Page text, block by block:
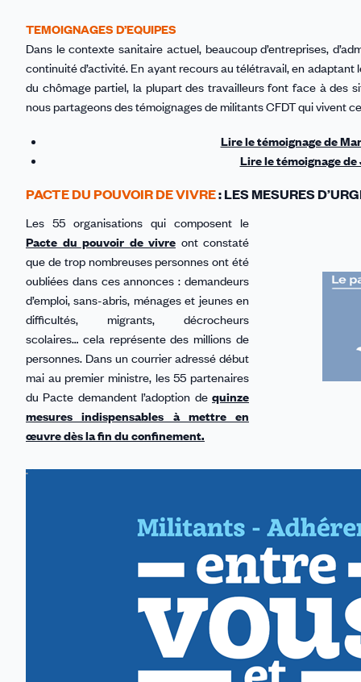
TEMOIGNAGES D’EQUIPES
Dans le contexte sanitaire actuel, beaucoup d’entreprises,
continuité d’activité. En ayant recours au télétravail, en
du chômage partiel, la plupart des travailleurs font face à des
nous partageons des témoignages de militants CFDT qui vivent
Lire le témoignage de
Lire le témoignage de
PACTE DU POUVOIR DE VIVRE: LES MESURES
Les 55 organisations qui composent le
Pacte du pouvoir de vivre ont constaté
que de trop nombreuses personnes ont été
oubliées dans ces annonces : demandeurs
d’emploi, sans-abris, ménages et jeunes en
difficultés, migrants, décrocheurs
scolaires… cela représente des millions de
personnes. Dans un courrier adressé début
mai au premier ministre, les 55 partenaires
du Pacte demandent l’adoption de quinze
mesures indispensables à mettre en
œuvre dès la fin du confinement.